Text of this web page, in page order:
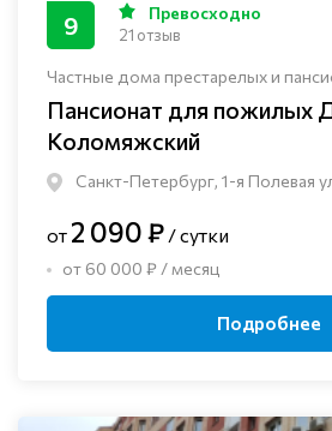
Частные дома престарелых и
Пансионат для пожилых
Коломяжский
Санкт-Петербург, 1-я Полевая
9 Превосходно
21 отзыв
от 2 090 ₽ / сутки
от 60 000 ₽ / месяц
Подробнее